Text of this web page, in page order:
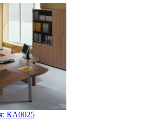
КА0025